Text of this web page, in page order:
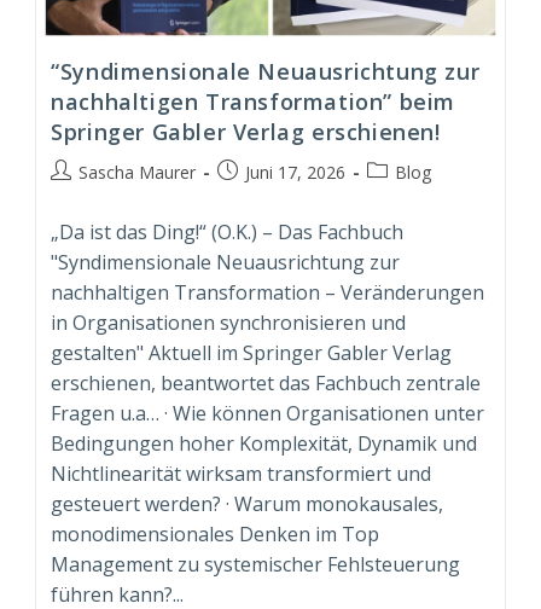
“Syndimensionale Neuausrichtung zur
nachhaltigen Transformation” beim
Springer Gabler Verlag erschienen!
Beitrags-
Sascha Maurer
BeitragJuni 17, 2026
Beitrags-
Blog
„Da ist das Ding!“ (O.K.) – Das Fachbuch
"Syndimensionale Neuausrichtung zur
nachhaltigen Transformation – Veränderungen
in Organisationen synchronisieren und
gestalten" Aktuell im Springer Gabler Verlag
erschienen, beantwortet das Fachbuch zentrale
Fragen u.a… · Wie können Organisationen unter
Bedingungen hoher Komplexität, Dynamik und
Nichtlinearität wirksam transformiert und
gesteuert werden? · Warum monokausales,
monodimensionales Denken im Top
Management zu systemischer Fehlsteuerung
führen kann?...